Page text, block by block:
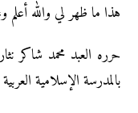
هذا ما ظهر لي والله أعلم
حرره العبد محمد شاکر
بالمدرسة الإسلامية